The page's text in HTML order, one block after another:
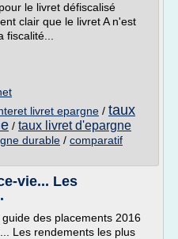
le livret défiscalisé
clair que le livret A n'est
livret epargne / taux
/ taux livret d'epargne
durable / comparatif
vie... Les
des placements 2016
Les rendements les plus